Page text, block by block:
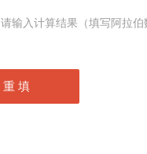
请输入计算结果（填写阿拉